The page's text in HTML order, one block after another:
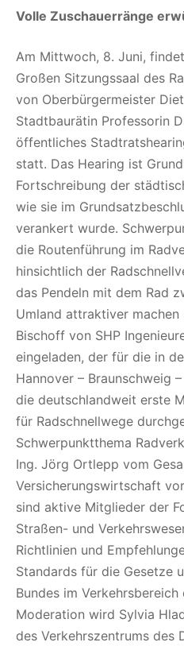
Volle Zuschauerränge
Am Mittwoch, 8. Juni,
Großen Sitzungssaal des
von Oberbürgermeister
Stadtbaurätin Professorin
öffentliches
statt. Das Hearing ist
Fortschreibung der
wie sie im
verankert wurde.
die Routenführung im
hinsichtlich der
das Pendeln mit dem Rad
Umland attraktiver
Bischoff von SHP
eingeladen, der für die in
Hannover – Braunschweig
die deutschlandweit erste
für Radschnellwege
Schwerpunktthema
Ing. Jörg Ortlepp vom
Versicherungswirtschaft
sind aktive Mitglieder der
Straßen- und
Richtlinien und
Standards für die Gesetze
Bundes im
Moderation wird Sylvia
des Verkehrszentrums des